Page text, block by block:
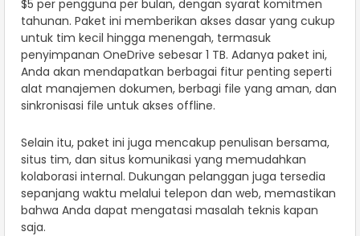
$5 per pengguna per bulan, dengan syarat komitmen
tahunan. Paket ini memberikan akses dasar yang cukup
untuk tim kecil hingga menengah, termasuk
penyimpanan OneDrive sebesar 1 TB. Adanya paket ini,
Anda akan mendapatkan berbagai fitur penting seperti
alat manajemen dokumen, berbagi file yang aman, dan
sinkronisasi file untuk akses offline.
Selain itu, paket ini juga mencakup penulisan bersama,
situs tim, dan situs komunikasi yang memudahkan
kolaborasi internal. Dukungan pelanggan juga tersedia
sepanjang waktu melalui telepon dan web, memastikan
bahwa Anda dapat mengatasi masalah teknis kapan
saja.